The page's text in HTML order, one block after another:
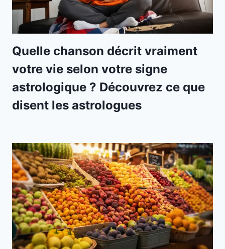
Quelle chanson décrit vraiment
votre vie selon votre signe
astrologique ? Découvrez ce que
disent les astrologues